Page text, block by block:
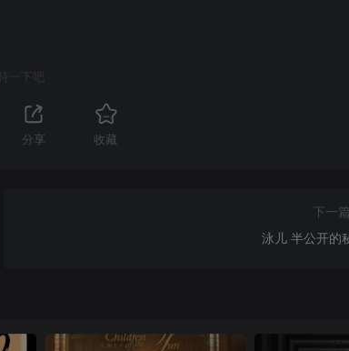
一下吧
分享 收藏
下一
泳儿 半公开的